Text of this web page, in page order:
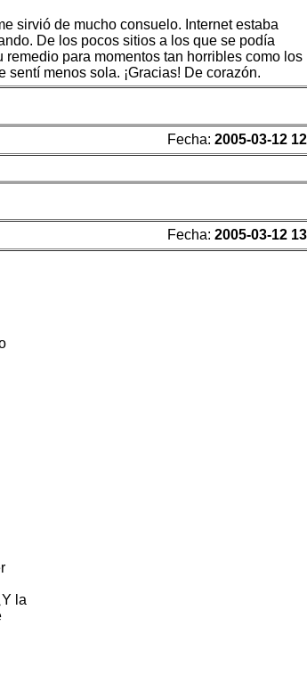
sirvió de mucho consuelo. Internet estaba
De los pocos sitios a los que se podía
para momentos tan horribles como los
menos sola. ¡Gracias! De corazón.
Fecha: 2005-03-12
Fecha: 2005-03-12
la